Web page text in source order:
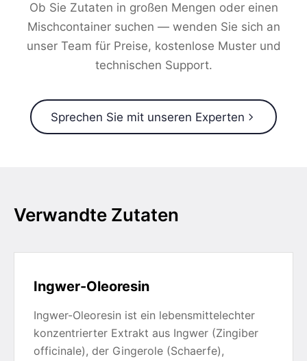
Ob Sie Zutaten in großen Mengen oder einen
Mischcontainer suchen — wenden Sie sich an
unser Team für Preise, kostenlose Muster und
technischen Support.
Sprechen Sie mit unseren Experten
Verwandte Zutaten
Ingwer-Oleoresin
Ingwer-Oleoresin ist ein lebensmittelechter
konzentrierter Extrakt aus Ingwer (Zingiber
officinale), der Gingerole (Schaerfe),